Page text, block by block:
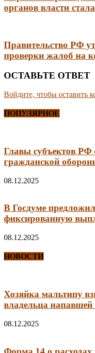
органов власти
Правительство РФ
проверки жалоб на
ОСТАВЬТЕ ОТВЕТ
Войдите, чтобы оставить
ПОПУЛЯРНОЕ
Главы субъектов РФ
гражданской
08.12.2025
В Госдуме
фиксированную
08.12.2025
НОВОСТИ
Хозяйка мальтипу
владельца
08.12.2025